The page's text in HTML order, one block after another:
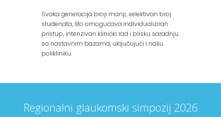
Svaka generacija broji manji, selektivan broj
studenata, što omogućava individualiziran
pristup, intenzivan klinički rad i blisku saradnju
sa nastavnim bazama, uključujući i našu
polikliniku.
Regionalni glaukomski simpozij 2026